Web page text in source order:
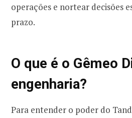
operações e nortear decisões
prazo.
O que é o Gêmeo
engenharia?
Para entender o poder do